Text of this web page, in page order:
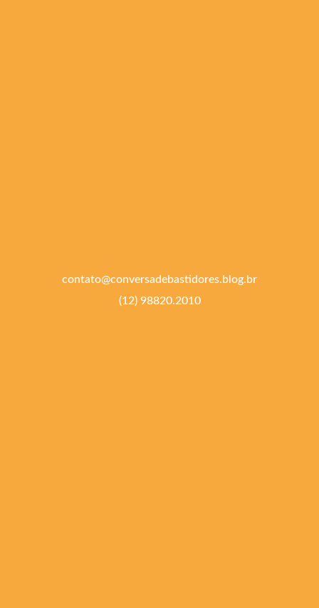
contato@conversadebastidores.blog.br
(12) 98820.2010